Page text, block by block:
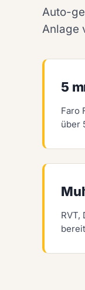
Auto-
Anlage
5
Faro
über
RVT,